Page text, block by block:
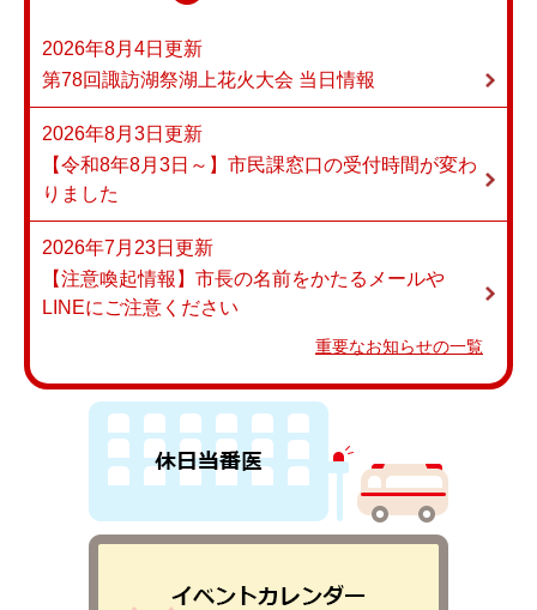
2026年8月4日更新
第78回諏訪湖祭湖上花火大会 当日情報
2026年8月3日更新
【令和8年8月3日～】市民課窓口の受付時間が変わ
りました
2026年7月23日更新
【注意喚起情報】市長の名前をかたるメールや
LINEにご注意ください
重要なお知らせの一覧